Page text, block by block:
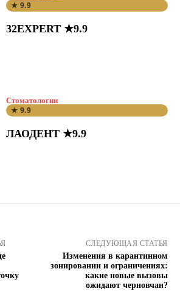
★ 9.9
32EXPERT ★9.9
Стоматологии
★ 9.9
ЛАОДЕНТ ★9.9
СЛЕДУЮЩАЯ СТАТЬЯ
Изменения в карантинном
зонировании и ограничениях:
какие новые вызовы
ожидают черновчан?